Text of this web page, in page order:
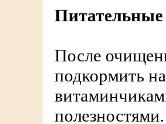
После
подкормить